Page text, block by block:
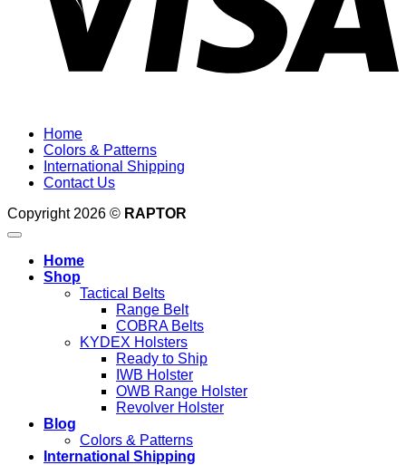
Home
Colors & Patterns
International Shipping
Contact Us
Copyright 2026 © RAPTOR
Home
Shop
Tactical Belts
Range Belt
COBRA Belts
KYDEX Holsters
Ready to Ship
IWB Holster
OWB Range Holster
Revolver Holster
Blog
Colors & Patterns
International Shipping